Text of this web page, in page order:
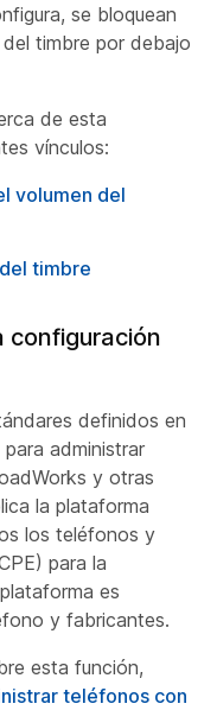
se bloquean
timbre por debajo
de esta
vínculos:
volumen del
timbre
configuración
definidos en
administrar
y otras
la plataforma
los teléfonos y
para la
es
y fabricantes.
esta función,
teléfonos con